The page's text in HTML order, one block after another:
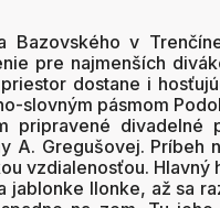
Bazovského v
pre najmenších
dostane i
slovným pásmom
pripravené divadelné
A. Gregušovej. Príbeh
vzdialenosťou. Hlavný
jablonke Ilonke, až sa